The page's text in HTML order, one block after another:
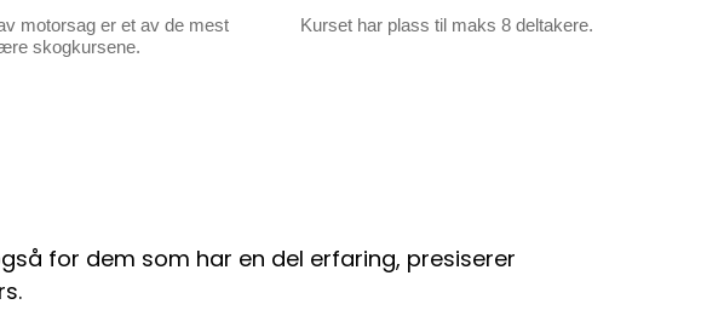
motorsag er et av de mest
skogkursene.
Kurset har plass til maks 8 deltakere.
for dem som har en del erfaring, presiserer